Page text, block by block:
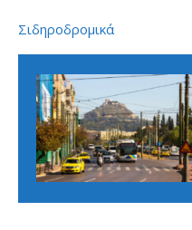
Σιδηροδρομικά